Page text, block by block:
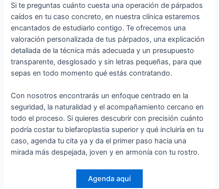
Si te preguntas cuánto cuesta una operación de párpados
caídos en tu caso concreto, en nuestra clínica estaremos
encantados de estudiarlo contigo. Te ofrecemos una
valoración personalizada de tus párpados, una explicación
detallada de la técnica más adecuada y un presupuesto
transparente, desglosado y sin letras pequeñas, para que
sepas en todo momento qué estás contratando.
Con nosotros encontrarás un enfoque centrado en la
seguridad, la naturalidad y el acompañamiento cercano en
todo el proceso. Si quieres descubrir con precisión cuánto
podría costar tu blefaroplastia superior y qué incluiría en tu
caso, agenda tu cita ya y da el primer paso hacia una
mirada más despejada, joven y en armonía con tu rostro.
Agenda aquí